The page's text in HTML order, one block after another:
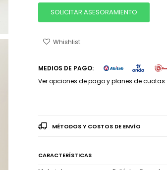
SOLICITAR ASESORAMIENTO
MEDIOS DE PAGO:
Ver opciones de pago y planes de cuotas
MÉTODOS Y COSTOS DE ENVÍO
CARACTERÍSTICAS